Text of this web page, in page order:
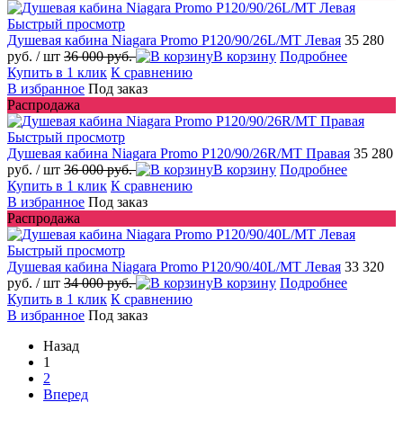
Быстрый просмотр
Душевая кабина Niagara Promo P120/90/26L/MT Левая 35 280
руб. / шт 36 000 руб. В корзину Подробнее
Купить в 1 клик К сравнению
В избранное Под заказ
Распродажа
Быстрый просмотр
Душевая кабина Niagara Promo P120/90/26R/MT Правая 35 280
руб. / шт 36 000 руб. В корзину Подробнее
Купить в 1 клик К сравнению
В избранное Под заказ
Распродажа
Быстрый просмотр
Душевая кабина Niagara Promo P120/90/40L/MT Левая 33 320
руб. / шт 34 000 руб. В корзину Подробнее
Купить в 1 клик К сравнению
В избранное Под заказ
Назад
1
2
Вперед